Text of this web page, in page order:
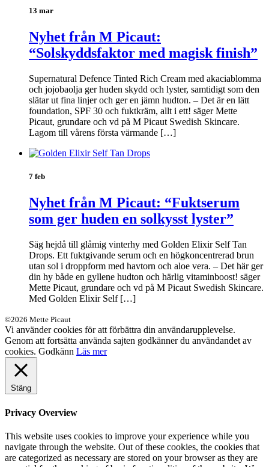
13 mar
Nyhet från M Picaut:
“Solskyddsfaktor med magisk finish”
Supernatural Defence Tinted Rich Cream med akaciablomma
och jojobaolja ger huden skydd och lyster, samtidigt som den
slätar ut fina linjer och ger en jämn hudton. – Det är en lätt
foundation, SPF 30 och fuktkräm, allt i ett! säger Mette
Picaut, grundare och vd på M Picaut Swedish Skincare.
Lagom till vårens första värmande […]
7 feb
Nyhet från M Picaut: “Fuktserum
som ger huden en solkysst lyster”
Säg hejdå till glåmig vinterhy med Golden Elixir Self Tan
Drops. Ett fuktgivande serum och en högkoncentrerad brun
utan sol i droppform med havtorn och aloe vera. – Det här ger
din hy både en gyllene hudton och härlig vitaminboost! säger
Mette Picaut, grundare och vd på M Picaut Swedish Skincare.
Med Golden Elixir Self […]
©2026 Mette Picaut
Vi använder cookies för att förbättra din användarupplevelse.
Genom att fortsätta använda sajten godkänner du användandet av
cookies. Godkänn Läs mer
Stäng
Privacy Overview
This website uses cookies to improve your experience while you
navigate through the website. Out of these cookies, the cookies that
are categorized as necessary are stored on your browser as they are